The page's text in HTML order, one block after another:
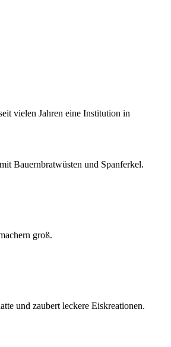
vielen Jahren eine Institution in
Bauernbratwüsten und Spanferkel.
groß.
und zaubert leckere Eiskreationen.